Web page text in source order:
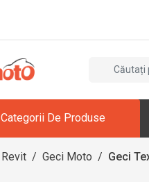
Categorii De Produse
Revit / Geci Moto / Geci